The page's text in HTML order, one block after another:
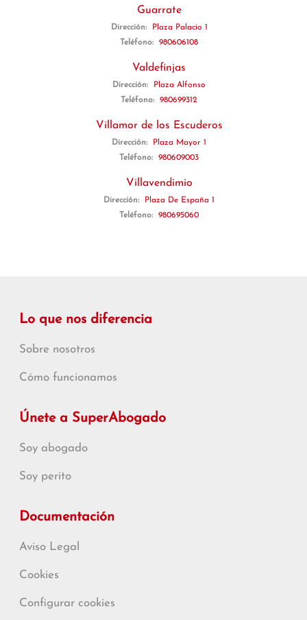
Guarrate
Dirección:
Plaza Palacio 1
Teléfono:
980606108
Valdefinjas
Dirección:
Plaza Alfonso
Teléfono:
980699312
Villamor de los Escuderos
Dirección:
Plaza Mayor 1
Teléfono:
980609003
Villavendimio
Dirección:
Plaza De España 1
Teléfono:
980695060
Lo que nos diferencia
Sobre nosotros
Cómo funcionamos
Únete a SuperAbogado
Soy abogado
Soy perito
Documentación
Aviso Legal
Cookies
Configurar cookies